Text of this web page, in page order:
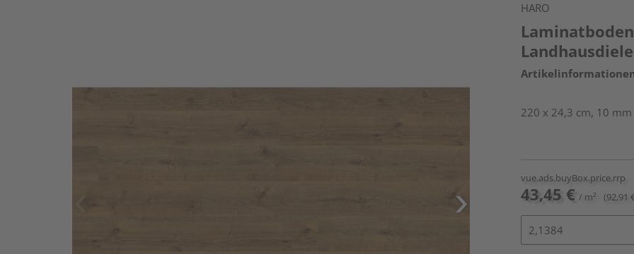
HARO
220 x 24,3 cm, 10
vue.ads.buyBox.price.rrp
43,45 € / m² (92,91